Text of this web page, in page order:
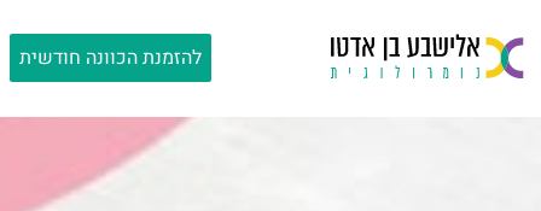
לתוכן
להזמנת הכוונה חודשית